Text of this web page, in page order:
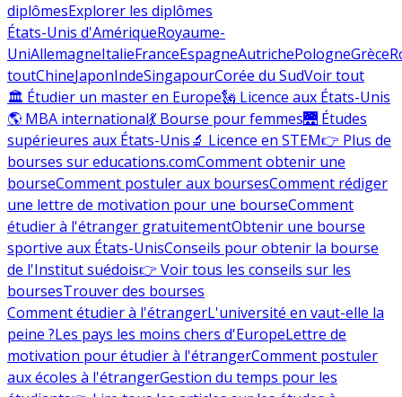
diplômesExplorer les diplômes
États-Unis d'AmériqueRoyaume-
UniAllemagneItalieFranceEspagneAutrichePologneGrèce
toutChineJaponIndeSingapourCorée du SudVoir tout
🏛 Étudier un master en Europe🗽 Licence aux États-Unis
🌎 MBA international💃 Bourse pour femmes🌉 Études
supérieures aux États-Unis🔬 Licence en STEM👉 Plus de
bourses sur educations.comComment obtenir une
bourseComment postuler aux boursesComment rédiger
une lettre de motivation pour une bourseComment
étudier à l'étranger gratuitementObtenir une bourse
sportive aux États-UnisConseils pour obtenir la bourse
de l'Institut suédois👉 Voir tous les conseils sur les
boursesTrouver des bourses
Comment étudier à l'étrangerL'université en vaut-elle la
peine ?Les pays les moins chers d'EuropeLettre de
motivation pour étudier à l'étrangerComment postuler
aux écoles à l'étrangerGestion du temps pour les